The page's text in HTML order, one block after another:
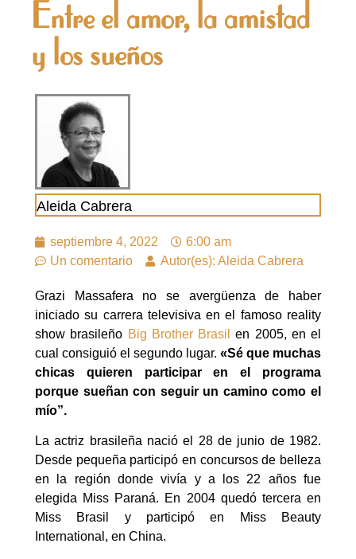
Entre el amor, la amistad
y los sueños
Aleida Cabrera
septiembre 4, 2022
6:00 am
Un comentario
Autor(es): Aleida Cabrera
Grazi Massafera no se avergüenza de haber
iniciado su carrera televisiva en el famoso reality
show brasileño Big Brother Brasil
en 2005, en el
cual consiguió el segundo lugar. «Sé que muchas
chicas quieren participar en el programa
porque sueñan con seguir un camino como el
mío”.
La actriz brasileña nació el 28 de junio de 1982.
Desde pequeña participó en concursos de belleza
en la región donde vivía y a los 22 años fue
elegida Miss Paraná. En 2004 quedó tercera en
Miss Brasil y participó en Miss Beauty
International, en China.